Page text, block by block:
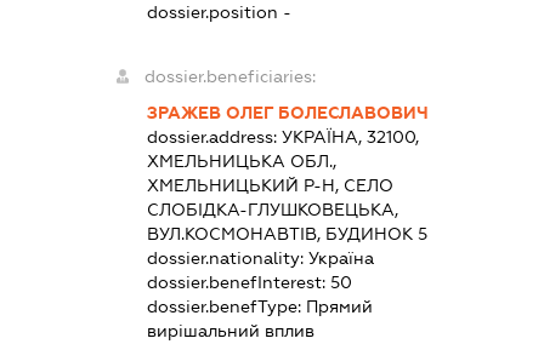
dossier.position -
dossier.beneficiaries:
ЗРАЖЕВ ОЛЕГ БОЛЕСЛАВОВИЧ
dossier.address: УКРАЇНА, 32100,
ХМЕЛЬНИЦЬКА ОБЛ.,
ХМЕЛЬНИЦЬКИЙ Р-Н, СЕЛО
СЛОБІДКА-ГЛУШКОВЕЦЬКА,
ВУЛ.КОСМОНАВТІВ, БУДИНОК 5
dossier.nationality: Україна
dossier.benefInterest: 50
dossier.benefType: Прямий
вирішальний вплив